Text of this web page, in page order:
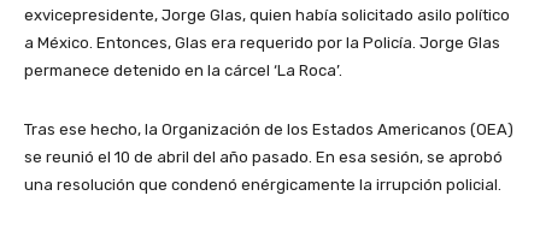
exvicepresidente, Jorge Glas, quien había solicitado asilo político
a México. Entonces, Glas era requerido por la Policía. Jorge Glas
permanece detenido en la cárcel ‘La Roca’.
Tras ese hecho, la Organización de los Estados Americanos (OEA)
se reunió el 10 de abril del año pasado. En esa sesión, se aprobó
una resolución que condenó enérgicamente la irrupción policial.